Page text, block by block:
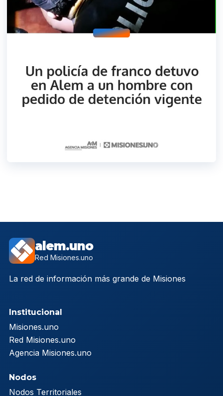
alem.uno
Red Misiones.uno
La red de información más grande de Misiones
Institucional
Misiones.uno
Red Misiones.uno
Agencia Misiones.uno
Nodos
Nodos Territoriales